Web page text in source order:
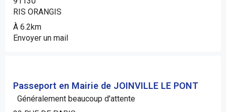
RIS ORANGIS
À 6.2km
Envoyer un mail
Passeport en Mairie de JOINVILLE LE PONT
Généralement beaucoup d'attente